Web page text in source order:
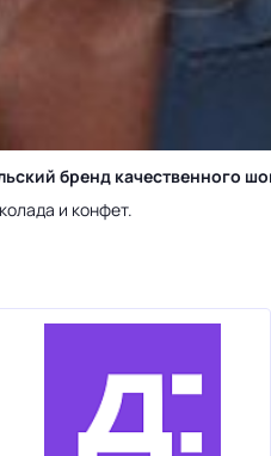
бренд качественного
и конфет.